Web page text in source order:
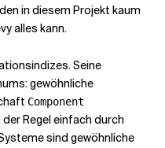
in diesem Projekt kaum
alles kann.
Seine
gewöhnliche
Component
Regel einfach durch
sind gewöhnliche